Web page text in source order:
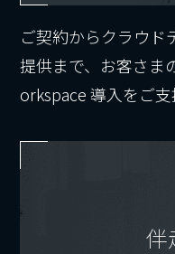
ご契約からクラウド
提供まで、お客さま
orkspace 導入をご支
伴